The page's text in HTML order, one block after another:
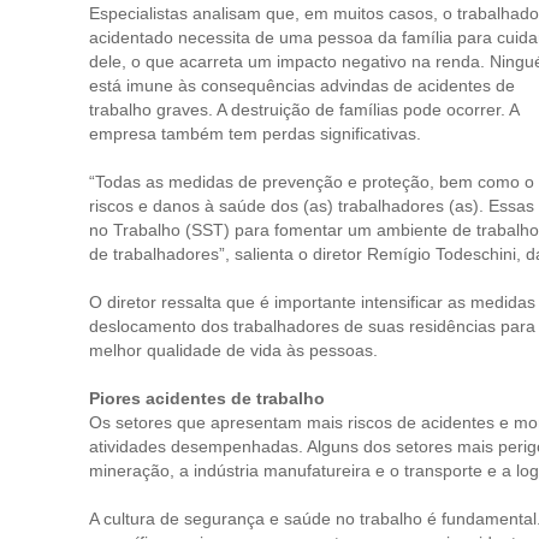
Especialistas analisam que, em muitos casos, o
acidentado necessita de uma pessoa da família para
dele, o que acarreta um impacto negativo na renda.
está imune às consequências advindas de acidentes de
trabalho graves. A destruição de famílias pode ocorrer. A
empresa também tem perdas significativas.
“Todas as medidas de prevenção e proteção, bem como
riscos e danos à saúde dos (as) trabalhadores (as).
no Trabalho (SST) para fomentar um ambiente de
de trabalhadores”, salienta o diretor Remígio Todeschini,
O diretor ressalta que é importante intensificar as
deslocamento dos trabalhadores de suas residências
melhor qualidade de vida às pessoas.
Piores acidentes de trabalho
Os setores que apresentam mais riscos de acidentes e
atividades desempenhadas. Alguns dos setores mais
mineração, a indústria manufatureira e o transporte e a
A cultura de segurança e saúde no trabalho é